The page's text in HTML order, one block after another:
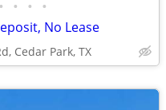
• • • •
No Lease
Cedar Park, TX